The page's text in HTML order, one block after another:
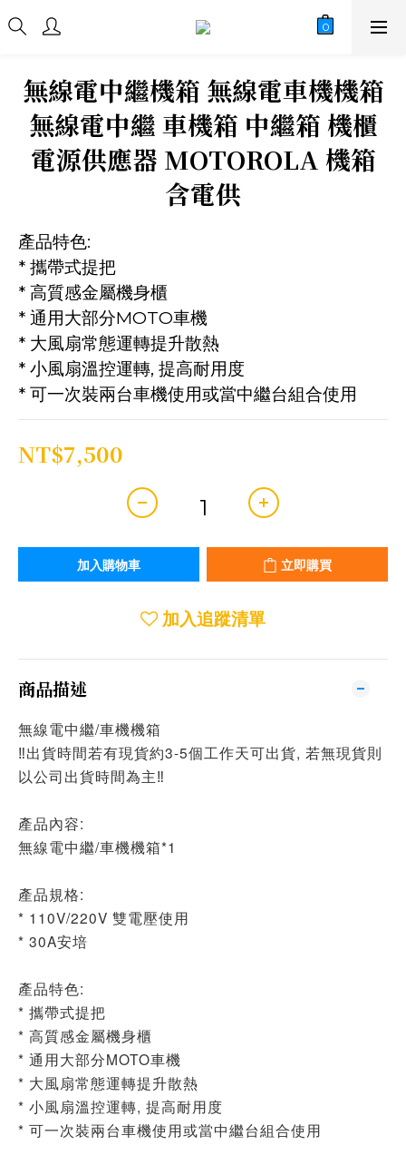
無線電中繼機箱 無線電車機機箱
無線電中繼 車機箱 中繼箱 機櫃
電源供應器 MOTOROLA 機箱
含電供
產品特色:
* 攜帶式提把
* 高質感金屬機身櫃
* 通用大部分MOTO車機
* 大風扇常態運轉提升散熱
* 小風扇溫控運轉, 提高耐用度
* 可一次裝兩台車機使用或當中繼台組合使用
NT$7,500
加入購物車 立即購買
加入追蹤清單
商品描述
無線電中繼/車機機箱
‼出貨時間若有現貨約3-5個工作天可出貨, 若無現貨則
以公司出貨時間為主‼
產品內容:
無線電中繼/車機機箱*1
產品規格:
* 110V/220V 雙電壓使用
* 30A安培
產品特色:
* 攜帶式提把
* 高質感金屬機身櫃
* 通用大部分MOTO車機
* 大風扇常態運轉提升散熱
* 小風扇溫控運轉, 提高耐用度
* 可一次裝兩台車機使用或當中繼台組合使用